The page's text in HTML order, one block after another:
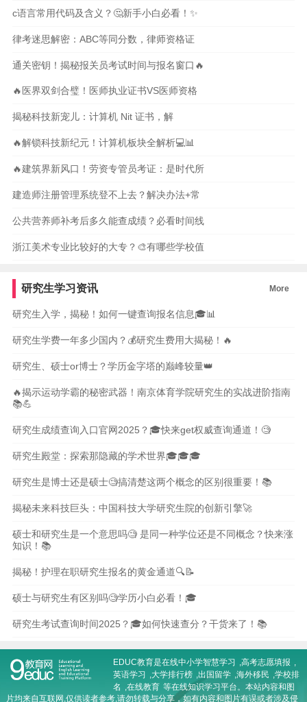
c语言常用代码及含义？🤔新手小白必看！✨
律考迷思解密：ABC等同分数，律师资格证
通关密钥！揭秘报关员考试时间与报名窗口🔥
🔥医界双剑合璧！医师执业证书VS医师资格
揭秘科技新宠儿：计算机 Nit 证书，解
🔥解锁科技新纪元！计算机板块全解析💻📊
🔥建筑界新风口！劳资专管员考证：是时代所
建造师注册管理系统登不上去？解决办法+常
公共营养师补考后多久能查成绩？必看时间线
浙江美术专业比较好的大专？🎨有哪些学校值
研究生学习资讯 More
研究生入学，揭秘！如何一键查询报名信息🎓📊
研究生学费一年多少国内？💰研究生费用大揭秘！🔥
研究生、硕士or博士？学历金字塔的巅峰较量👑
🔥揭示运动学霸的秘密武器！南京体育学院研究生的实战进阶指南
📚💪
研究生成绩查询入口官网2025？🎓快来get权威查询通道！🧐
研究生殿堂：探索那隐藏的学术世界🎓🎓🎓
研究生是博士还是硕士🧐搞清楚这两个概念的区别很重要！📚
揭秘未来科技巨头：中国科技大学研究生院的创新引擎🚀
硕士和研究生是一个意思吗🧐 是同一种学位还是不同概念？快来涨
知识！📚
揭秘！护理在职研究生报名的黄金通道🔍📝
硕士与研究生有区别吗🧐学历小白必看！🎓
研究生考试查询时间2025？🎓如何快速查分？干货来了！📚
EDUC教育是在线中小学智慧学习 ,高考志愿填报 ,
英语学习
,大学排行榜 ,出国留学 ,海外移民 ,学校排
名 ,在线教育 等在线知识学习平台。本站内容和图
片均来自互联网,仅供读者参考,请勿转载与分享，如有内容和图片有误或者涉及侵